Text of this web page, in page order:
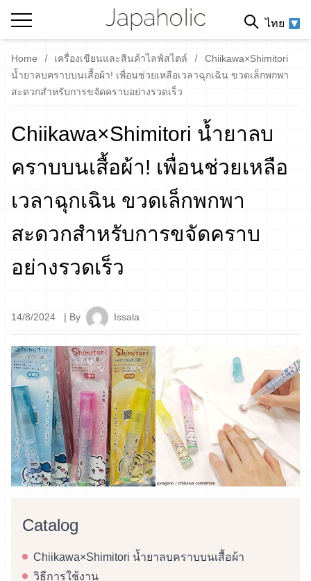
ไทย
Home เครื่องเขียนและสินค้าไลฟ์สไตล์
Chiikawa×Shimitori
น้ำยาลบคราบบนเสื้อผ้า! เพื่อนช่วยเหลือเวลาฉุกเฉิน ขวดเล็กพกพา
สะดวกสำหรับการขจัดคราบอย่างรวดเร็ว
Chiikawa×Shimitori น้ำยาลบ
คราบบนเสื้อผ้า! เพื่อนช่วยเหลือ
เวลาฉุกเฉิน ขวดเล็กพกพา
สะดวกสำหรับการขจัดคราบ
อย่างรวดเร็ว
14/8/2024 | By Issala
Catalog
Chiikawa×Shimitori น้ำยาลบคราบบนเสื้อผ้า
วิธีการใช้งาน